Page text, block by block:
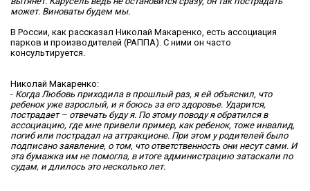
может. Виноваты будем мы.
В России, как рассказал Николай Макаренко, есть ассоциация
парков и производителей (РАППА). С ними он часто
консультируется.
Николай Макаренко:
- Когда Любовь приходила в прошлый раз, я ей объяснил, что
ребенок уже взрослый, и я боюсь за его здоровье. Ударится,
пострадает – отвечать буду я. По этому поводу я обратился в
ассоциацию, где мне привели пример, как ребенок, тоже инвалид,
погиб или пострадал на аттракционе. При этом у родителей было
подписано заявление, о том, что ответственность они несут сами. И
эта бумажка им не помогла, в итоге администрацию затаскали по
судам, и длилось это несколько лет.